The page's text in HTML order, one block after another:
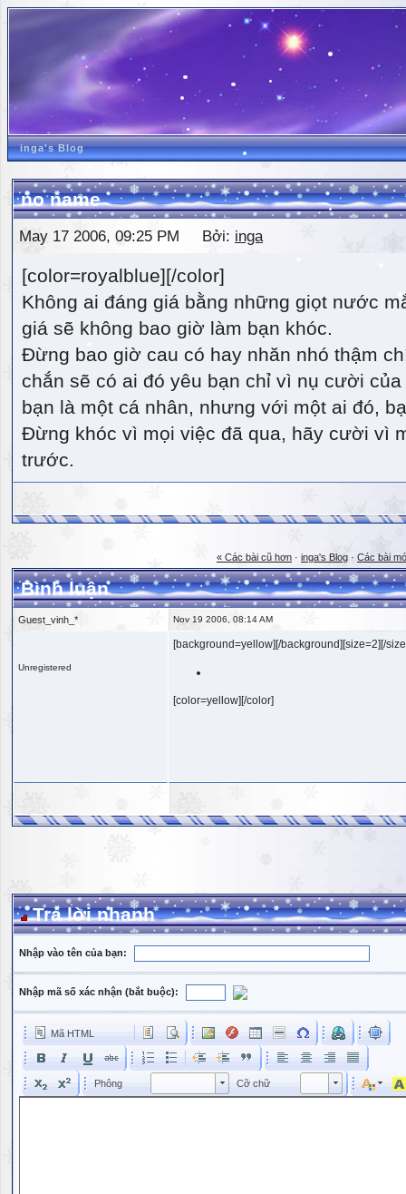
inga's Blog
no name
May 17 2006, 09:25 PM Bởi: inga
[color=royalblue][/color]
Không ai đáng giá bằng những giọt nước
giá sẽ không bao giờ làm bạn khóc.
Đừng bao giờ cau có hay nhăn nhó thậm
chắn sẽ có ai đó yêu bạn chỉ vì nụ cười
bạn là một cá nhân, nhưng với một ai đó,
Đừng khóc vì mọi việc đã qua, hãy cười vì
trước.
« Các bài cũ hơn · inga's Blog · Các bài
Bình luận
Guest_vinh_* Nov 19 2006, 08:14 AM
Unregistered
[background=yellow][/background][size=2][/
[color=yellow][/color]
Trả lời nhanh
Nhập vào tên của bạn:
Nhập mã số xác nhận (bắt buộc):
Mã HTML
Phông Phông Cỡ chữ Kích cỡ phông